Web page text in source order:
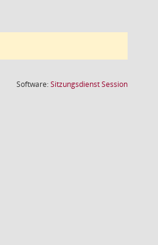
Software:SitzungsdienstSession(Wird in